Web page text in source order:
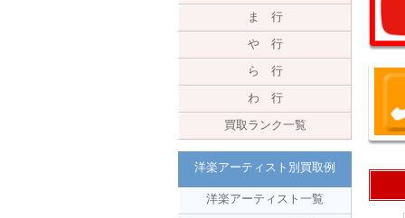
ま 行
や 行
ら 行
わ 行
買取ランク一覧
洋楽アーティスト別買取例
洋楽アーティスト一覧